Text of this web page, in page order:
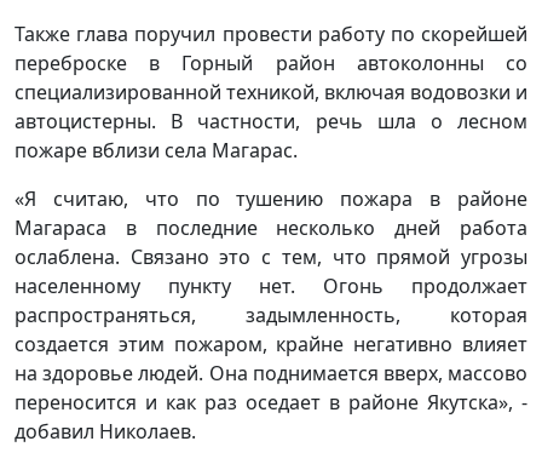
Также глава поручил провести работу по скорейшей
переброске в Горный район автоколонны со
специализированной техникой, включая водовозки и
автоцистерны. В частности, речь шла о лесном
пожаре вблизи села Магарас.
«Я считаю, что по тушению пожара в районе
Магараса в последние несколько дней работа
ослаблена. Связано это с тем, что прямой угрозы
населенному пункту нет. Огонь продолжает
распространяться, задымленность, которая
создается этим пожаром, крайне негативно влияет
на здоровье людей. Она поднимается вверх, массово
переносится и как раз оседает в районе Якутска», -
добавил Николаев.